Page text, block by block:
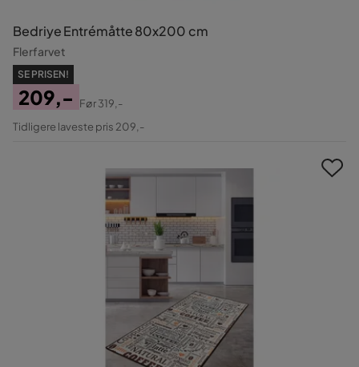
Bedriye Entrémåtte 80x200 cm
Flerfarvet
SE PRISEN!
Pris
209,-
Original
Før319,-
Tidligere laveste pris 209,-